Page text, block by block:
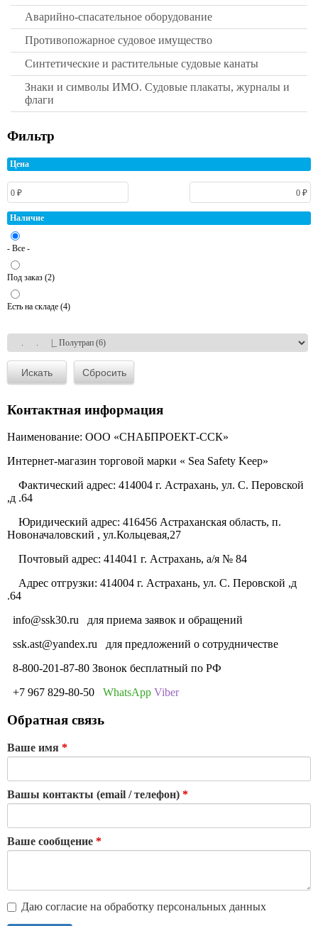
Аварийно-спасательное оборудование
Противопожарное судовое имущество
Синтетические и растительные судовые канаты
Знаки и символы ИМО. Судовые плакаты, журналы и
флаги
Фильтр
Цена
Наличие
- Все -
Под заказ (2)
Есть на складе (4)
Контактная информация
Наименование: ООО «СНАБПРОЕКТ-ССК»
Интернет-магазин торговой марки « Sea Safety Keep»
Фактический адрес: 414004 г. Астрахань, ул. С. Перовской
,д .64
Юридический адрес: 416456 Астраханская область, п.
Новоначаловский , ул.Кольцевая,27
Почтовый адрес: 414041 г. Астрахань, а/я № 84
Адрес отгрузки: 414004 г. Астрахань, ул. С. Перовской ,д
.64
info@ssk30.ru для приема заявок и обращений
ssk.ast@yandex.ru для предложений о сотрудничестве
8-800-201-87-80 Звонок бесплатный по РФ
+7 967 829-80-50
WhatsApp Viber
Обратная связь
Ваше имя *
Вашы контакты (email / телефон) *
Ваше сообщение *
Даю согласие на обработку персональных данных